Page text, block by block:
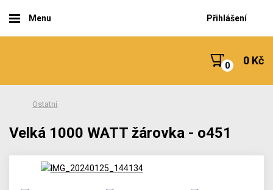
Menu Přihlášení
0 Kč
Ostatní
Velká 1000 WATT žárovka - o451